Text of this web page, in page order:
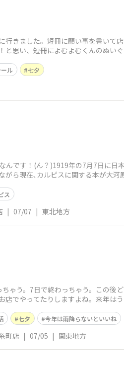
行きました。短冊に願い事を書いて
と思い、短冊によむよむくんのぬい
ル 七夕
んです！(ん？)1919年の7月7日に
がら現在､カルピスに関する本が大
ス
| 07/07 | 東北地方
ゃう。7日で終わっちゃう。この後
店でやってたりしますよね。来年は
七夕 今年は雨降らないといいね
町店 | 07/05 | 関東地方